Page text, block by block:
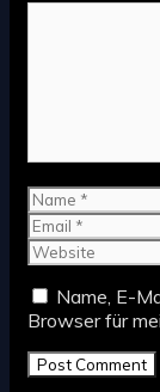
Name
Name, E-
Browser für